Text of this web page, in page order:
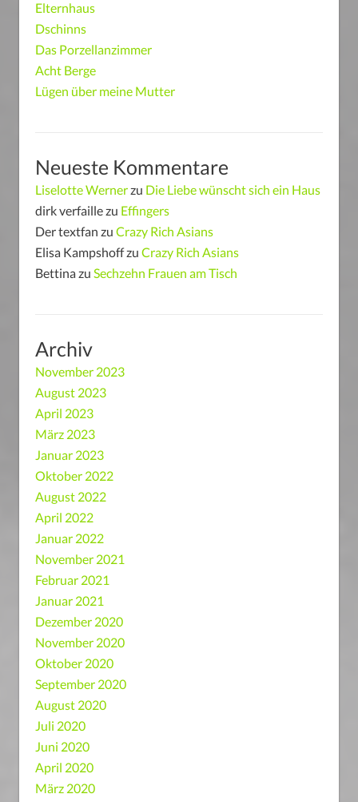
Elternhaus
Dschinns
Das Porzellanzimmer
Acht Berge
Lügen über meine Mutter
Neueste Kommentare
Liselotte Wernerzu Die Liebe wünscht sich ein Haus
dirk verfaillezu Effingers
Der textfan zu Crazy Rich Asians
Elisa Kampshoffzu Crazy Rich Asians
Bettinazu Sechzehn Frauen am Tisch
Archiv
November 2023
August 2023
April 2023
März 2023
Januar 2023
Oktober 2022
August 2022
April 2022
Januar 2022
November 2021
Februar 2021
Januar 2021
Dezember 2020
November 2020
Oktober 2020
September 2020
August 2020
Juli 2020
Juni 2020
April 2020
März 2020